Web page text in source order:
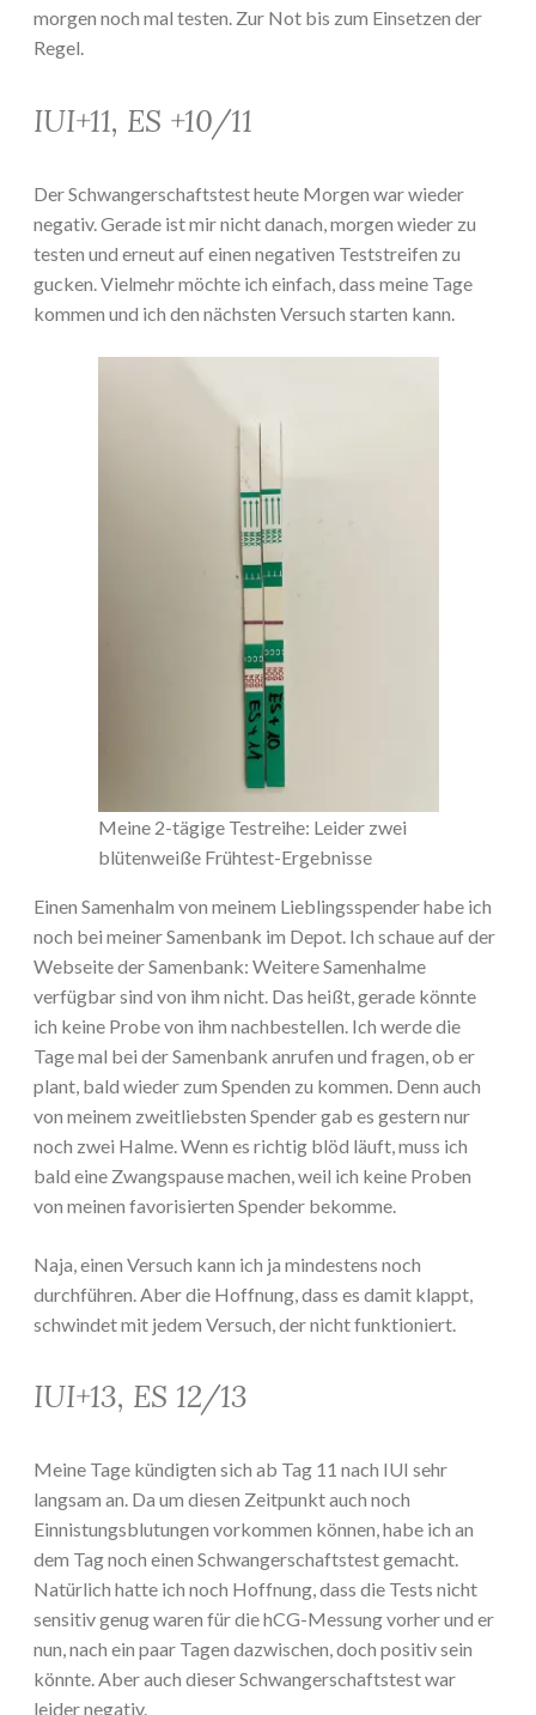
morgen noch mal testen. Zur Not bis zum Einsetzen der
Regel.
IUI+11, ES +10/11
Der Schwangerschaftstest heute Morgen war wieder
negativ. Gerade ist mir nicht danach, morgen wieder zu
testen und erneut auf einen negativen Teststreifen zu
gucken. Vielmehr möchte ich einfach, dass meine Tage
kommen und ich den nächsten Versuch starten kann.
Meine 2-tägige Testreihe: Leider zwei
blütenweiße Frühtest-Ergebnisse
Einen Samenhalm von meinem Lieblingsspender habe ich
noch bei meiner Samenbank im Depot. Ich schaue auf der
Webseite der Samenbank: Weitere Samenhalme
verfügbar sind von ihm nicht. Das heißt, gerade könnte
ich keine Probe von ihm nachbestellen. Ich werde die
Tage mal bei der Samenbank anrufen und fragen, ob er
plant, bald wieder zum Spenden zu kommen. Denn auch
von meinem zweitliebsten Spender gab es gestern nur
noch zwei Halme. Wenn es richtig blöd läuft, muss ich
bald eine Zwangspause machen, weil ich keine Proben
von meinen favorisierten Spender bekomme.
Naja, einen Versuch kann ich ja mindestens noch
durchführen. Aber die Hoffnung, dass es damit klappt,
schwindet mit jedem Versuch, der nicht funktioniert.
IUI+13, ES 12/13
Meine Tage kündigten sich ab Tag 11 nach IUI sehr
langsam an. Da um diesen Zeitpunkt auch noch
Einnistungsblutungen vorkommen können, habe ich an
dem Tag noch einen Schwangerschaftstest gemacht.
Natürlich hatte ich noch Hoffnung, dass die Tests nicht
sensitiv genug waren für die hCG-Messung vorher und er
nun, nach ein paar Tagen dazwischen, doch positiv sein
könnte. Aber auch dieser Schwangerschaftstest war
leider negativ.